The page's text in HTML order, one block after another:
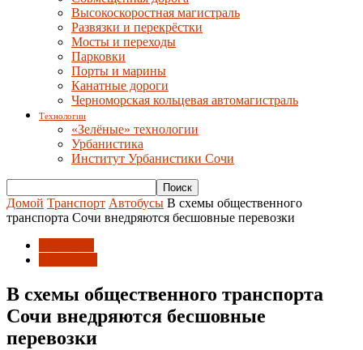
Высокоскоростная магистраль
Развязки и перекрёстки
Мосты и переходы
Парковки
Порты и марины
Канатные дороги
Черноморская кольцевая автомагистраль
Технологии
«Зелёные» технологии
Урбанистика
Институт Урбанистики Сочи
Домой Транспорт Автобусы В схемы общественного
транспорта Сочи внедряются бесшовные перевозки
В схемы общественного транспорта
Сочи внедряются бесшовные
перевозки